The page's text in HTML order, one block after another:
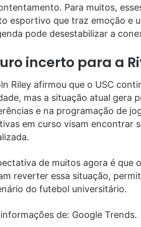
Para muitos,
esportivo que traz emoção e
pode desestabilizar a
incerto para a
Riley afirmou que o USC
mas a situação atual gera
e na programação de
em curso visam encontrar
de muitos agora é que
reverter essa situação,
do futebol universitário.
de: Google Trends.